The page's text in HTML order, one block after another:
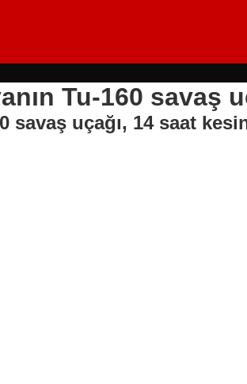
Tu-160 savaş
savaş uçağı, 14 saat